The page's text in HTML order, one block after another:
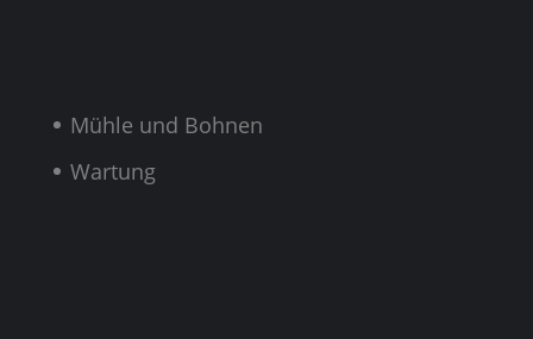
Mühle und Bohnen
Wartung